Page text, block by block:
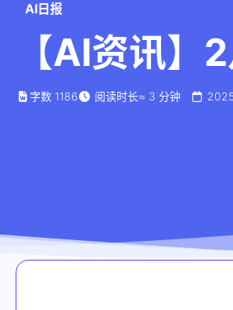
AI日报
【AI资讯】
字数 1186 阅读时长≈ 3 分钟